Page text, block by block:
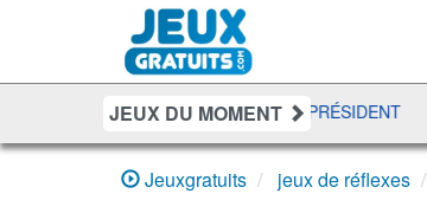
JEUX DU MOMENT
MONOPOLY LIVE PRÉSIDENT DOMINO
Jeuxgratuits jeux de réflexes